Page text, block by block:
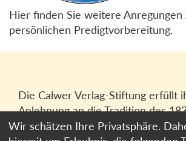
Hier finden Sie weitere Anregungen
persönlichen Predigtvorbereitung.
Die Calwer Verlag-Stiftung erfüllt
Anlehnung an die Tradition des
gegründeten Calwer
Wir schätzen Ihre Privatsphäre.